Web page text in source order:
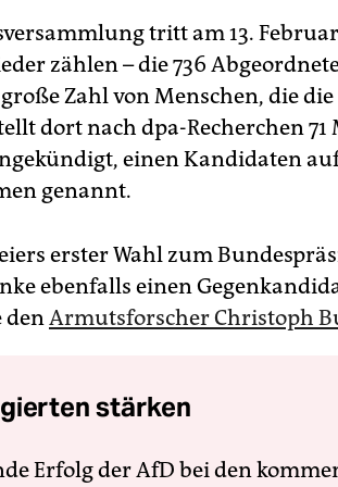
tritt am 13.
zählen – die 736
Zahl von Menschen, die
dort nach dpa-Recherchen
einen Kandidaten
genannt.
erster Wahl zum
ebenfalls einen
denArmutsforscher Christoph
stärken
Erfolg der AfD bei den